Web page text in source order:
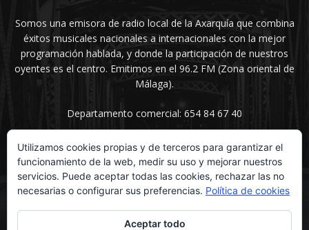
Somos una emisora de radio local de la Axarquía que combina
éxitos musicales nacionales a internacionales con la mejor
programación hablada, y donde la participación de nuestros
oyentes es el centro. Emitimos en el 96.2 FM (Zona oriental de
Málaga).
Departamento comercial: 654 84 67 40
SÍGUENOS
Utilizamos cookies propias y de terceros para garantizar el
funcionamiento de la web, medir su uso y mejorar nuestros
servicios. Puede aceptar todas las cookies, rechazar las no
necesarias o configurar sus preferencias. Política de cookies
Aceptar todo